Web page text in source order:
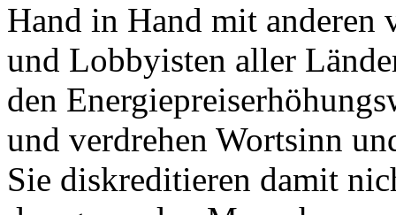
Hand in Hand mit anderen
und Lobbyisten aller
den
und verdrehen Wortsinn
Sie diskreditieren damit